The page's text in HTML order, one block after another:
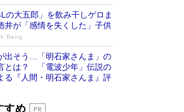
の大五郎」を飲み干しゲロま
が「感情を失くした」子供
Bang
出そう…「明石家さんま」の
とは？ 「電波少年」伝説の
る『人間・明石家さんま』評
46巻がベストセラー1
すめ